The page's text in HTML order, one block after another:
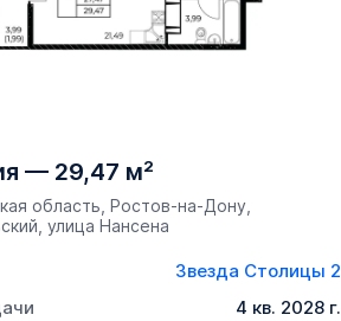
— 29,47 м²
область, Ростов-на-Дону,
улица Нансена
Звезда Столицы 2
4 кв. 2028 г.